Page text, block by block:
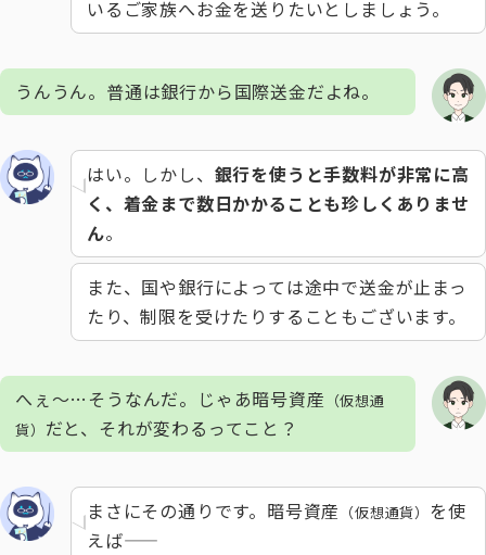
いるご家族へお金を送りたいとしましょう。
うんうん。普通は銀行から国際送金だよね。
はい。しかし、 銀行を使うと手数料が非常に高
く、着金まで数日かかることも珍しくありませ
ん。
また、国や銀行によっては途中で送金が止まっ
たり、制限を受けたりすることもございます。
へぇ～…そうなんだ。じゃあ暗号資産 （仮想通
貨） だと、それが変わるってこと？
まさにその通りです。暗号資産 （仮想通貨） を使
えば――